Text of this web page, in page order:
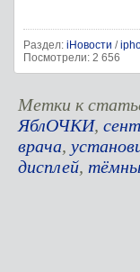
Раздел: iНовости /
Посмотрели: 2 656
Метки к
ЯблОЧКИ,
врача,
дисплей,